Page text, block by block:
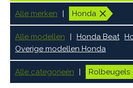
Alle merken Honda
Alle modellen Honda Beat
Overige modellen Honda
Alle categorieën Rolbeugels